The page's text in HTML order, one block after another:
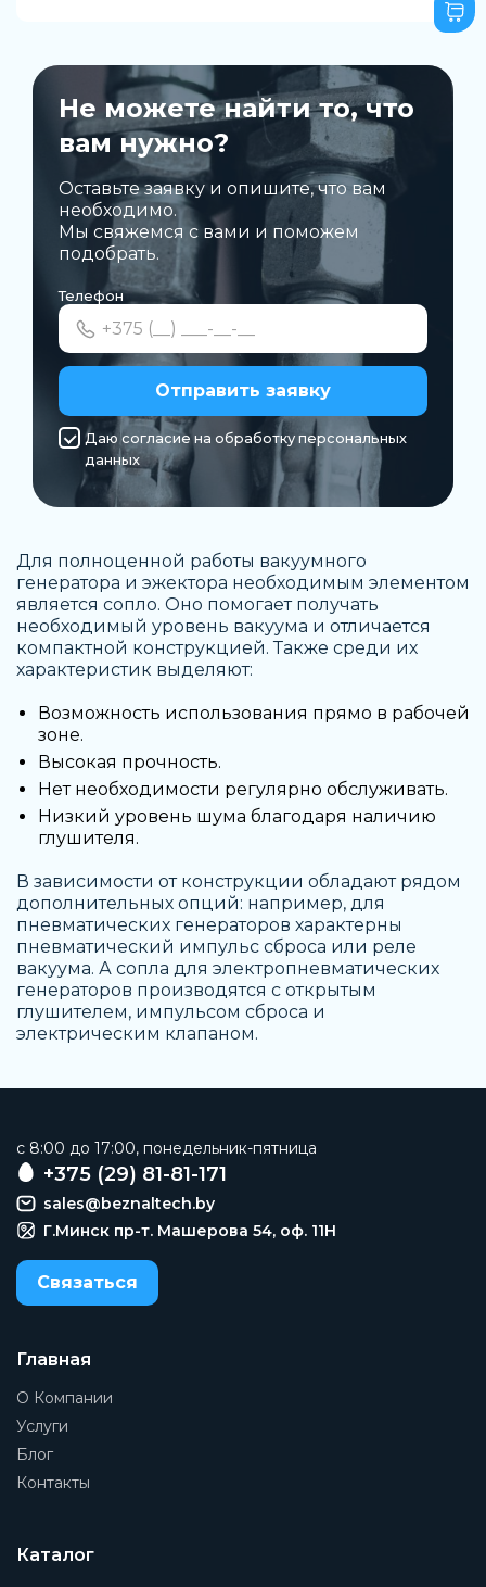
Не можете найти то, что
вам нужно?
Оставьте заявку и опишите, что вам
необходимо.
Мы свяжемся с вами и поможем
подобрать.
Телефон
Отправить заявку
Даю согласие на обработку персональных
данных
Для полноценной работы вакуумного
генератора и эжектора необходимым элементом
является сопло. Оно помогает получать
необходимый уровень вакуума и отличается
компактной конструкцией. Также среди их
характеристик выделяют:
Возможность использования прямо в рабочей
зоне.
Высокая прочность.
Нет необходимости регулярно обслуживать.
Низкий уровень шума благодаря наличию
глушителя.
В зависимости от конструкции обладают рядом
дополнительных опций: например, для
пневматических генераторов характерны
пневматический импульс сброса или реле
вакуума. А сопла для электропневматических
генераторов производятся с открытым
глушителем, импульсом сброса и
электрическим клапаном.
c 8:00 до 17:00, понедельник-пятница
+375 (29) 81-81-171
sales@beznaltech.by
Г.Минск пр-т. Машерова 54, оф. 11H
Связаться
Главная
О Компании
Услуги
Блог
Контакты
Каталог